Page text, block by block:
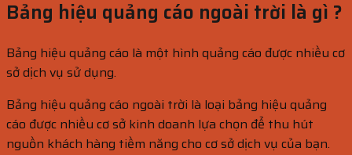
Bảng hiệu quảng cáo ngoài trời là gì ?
Bảng hiệu quảng cáo là một hình quảng cáo được nhiều cơ
sở dịch vụ sử dụng.
Bảng hiệu quảng cáo ngoài trời là loại bảng hiệu quảng
cáo được nhiều cơ sở kinh doanh lựa chọn để thu hút
nguồn khách hàng tiềm năng cho cơ sở dịch vụ của bạn.